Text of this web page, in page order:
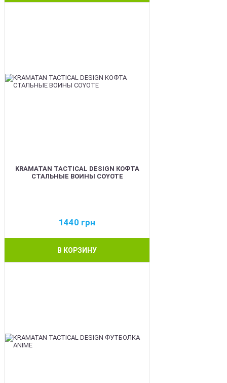
KRAMATAN TACTICAL DESIGN КОФТА
СТАЛЬНЫЕ ВОИНЫ COYOTE
1440 грн
В КОРЗИНУ